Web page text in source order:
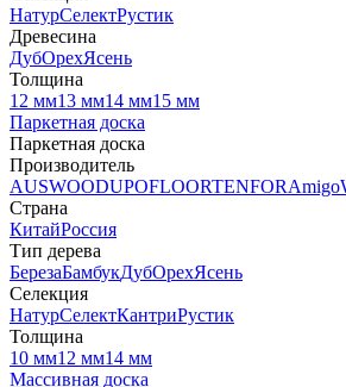
НатурСелектРустик
Древесина
ДубОрехЯсень
Толщина
12 мм13 мм14 мм15 мм
Паркетная доска
Паркетная доска
Производитель
AUSWOODUPOFLOORTENFORAmigo
Страна
КитайРоссия
Тип дерева
БерезаБамбукДубОрехЯсень
Селекция
НатурСелектКантриРустик
Толщина
10 мм12 мм14 мм
Массивная доска